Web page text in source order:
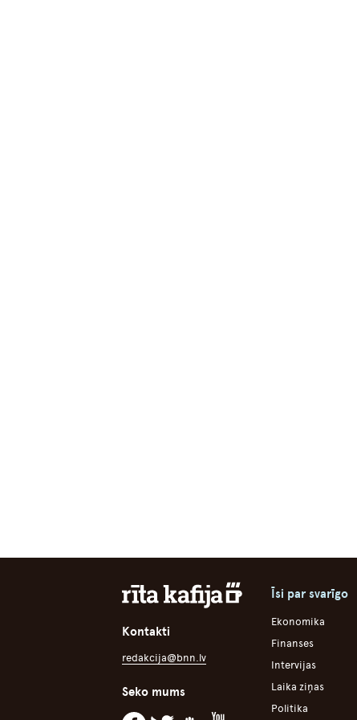
Kontakti
redakcija@bnn.lv
Seko mums
Īsi par svarīgo
Ekonomika
Finanses
Intervijas
Laika ziņas
Politika